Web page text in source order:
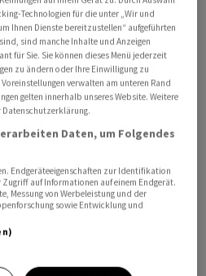
des andauernden Krieges
Haushaltseinnahmen aus
Konjunkturabschwächung
Steuereinnahmen aus
auswirkt.
Technologien für die unter „Wir und
Ihnen Dienste bereitzustellen“ aufgeführten
sind manche Inhalte und Anzeigen
für Sie. Sie können dieses Menü jederzeit
zu ändern oder Ihre Einwilligung zu
verwalten am unteren Rand
gelten innerhalb unseres Website. Weitere
Datenschutzerklärung.
Daten, um Folgendes
Endgeräteeigenschaften zur Identifikation
auf Informationen auf einem Endgerät.
Messung von Werbeleistung und der
sowie Entwicklung und